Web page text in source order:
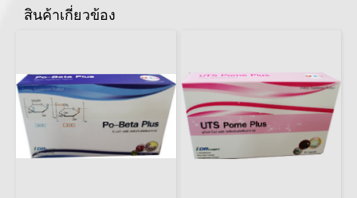
สินค้าเกี่ยวข้อง